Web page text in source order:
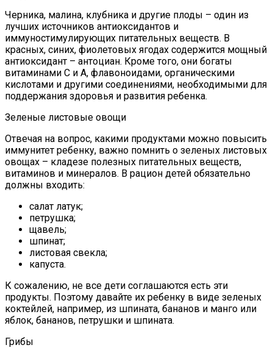
Черника, малина, клубника и другие плоды – один из
лучших источников антиоксидантов и
иммуностимулирующих питательных веществ. В
красных, синих, фиолетовых ягодах содержится мощный
антиоксидант – антоциан. Кроме того, они богаты
витаминами С и А, флавоноидами, органическими
кислотами и другими соединениями, необходимыми для
поддержания здоровья и развития ребенка.
Зеленые листовые овощи
Отвечая на вопрос, какими продуктами можно повысить
иммунитет ребенку, важно помнить о зеленых листовых
овощах – кладезе полезных питательных веществ,
витаминов и минералов. В рацион детей обязательно
должны входить:
салат латук;
петрушка;
щавель;
шпинат;
листовая свекла;
капуста.
К сожалению, не все дети соглашаются есть эти
продукты. Поэтому давайте их ребенку в виде зеленых
коктейлей, например, из шпината, бананов и манго или
яблок, бананов, петрушки и шпината.
Грибы